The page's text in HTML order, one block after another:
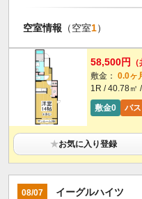
空室情報 （空室1）
58,500円
敷金： 0.0ヶ
1R / 40.78㎡
敷金0
バ
★お気に入り登録
08/07 イーグルハイツ